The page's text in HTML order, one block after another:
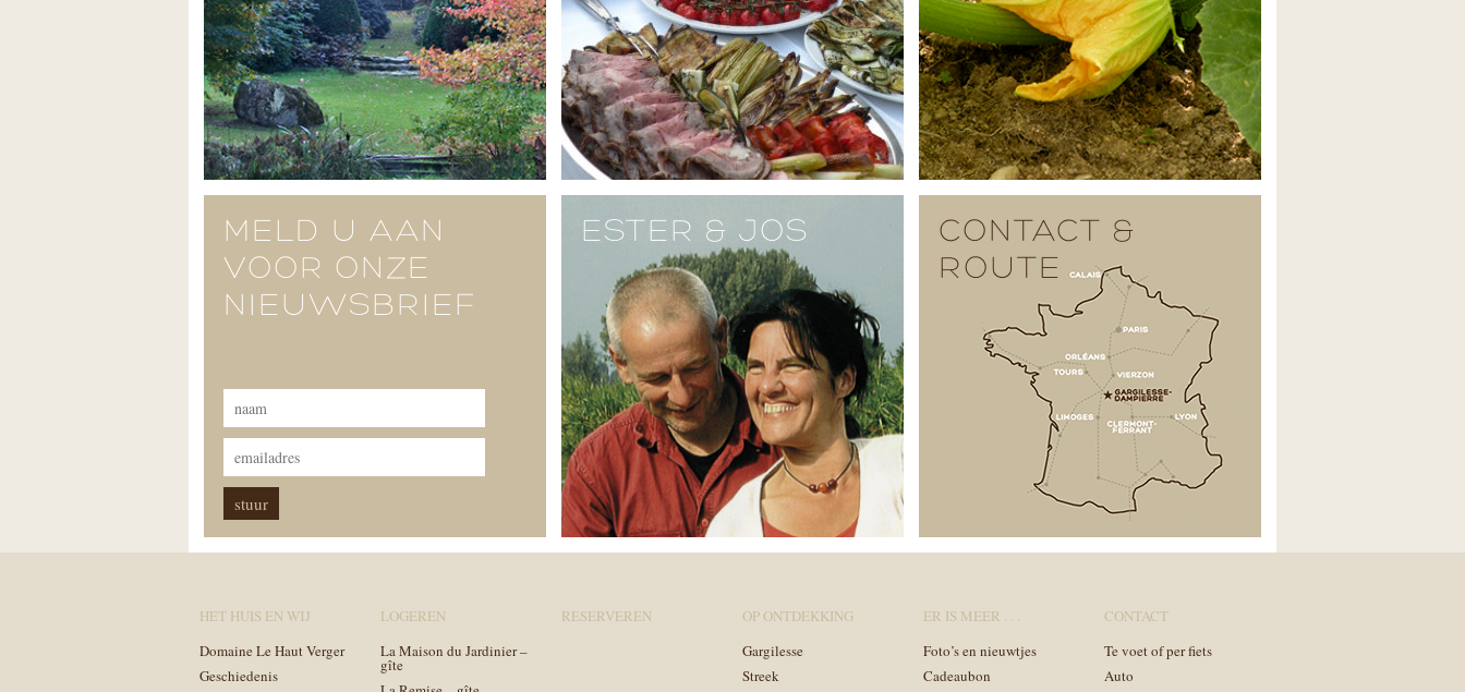
MELD U AAN
VOOR ONZE
NIEUWSBRIEF
ESTER & JOS
CONTACT &
ROUTE
HET HUIS EN WIJ
Domaine Le Haut Verger
Geschiedenis
LOGEREN
La Maison du Jardinier –
gîte
RESERVEREN
OP ONTDEKKING
Gargilesse
Streek
ER IS MEER . . .
Foto’s en nieuwtjes
Cadeaubon
CONTACT
Te voet of per fiets
Auto